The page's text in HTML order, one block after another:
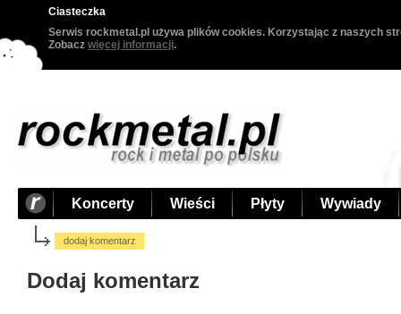
Ciasteczka
Serwis rockmetal.pl używa plików cookies. Korzystając z naszych
Zobacz więcej informacji.
Koncerty Wieści Płyty Wywiady
dodaj komentarz
Dodaj komentarz